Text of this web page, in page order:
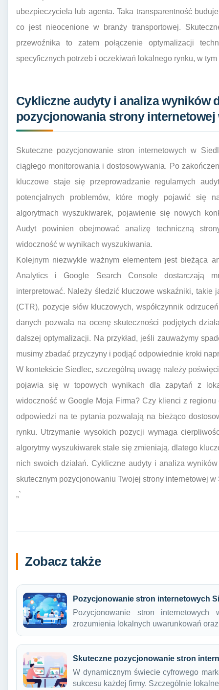
ubezpieczyciela lub agenta. Taka transparentność
co jest nieocenione w branży transportowej.
przewoźnika to zatem połączenie optymalizacji
specyficznych potrzeb i oczekiwań lokalnego rynku, w
Cykliczne audyty i analiza wyników
pozycjonowania strony internetowej
Skuteczne pozycjonowanie stron internetowych w
ciągłego monitorowania i dostosowywania. Po
kluczowe staje się przeprowadzanie regularnych
potencjalnych problemów, które mogły pojawić się
algorytmach wyszukiwarek, pojawienie się nowych
Audyt powinien obejmować analizę techniczną
widoczność w wynikach wyszukiwania.
Kolejnym niezwykle ważnym elementem jest bieżąca
Analytics i Google Search Console dostarczają
interpretować. Należy śledzić kluczowe wskaźniki, takie
(CTR), pozycje słów kluczowych, współczynnik
danych pozwala na ocenę skuteczności podjętych
dalszej optymalizacji. Na przykład, jeśli zauważymy
musimy zbadać przyczyny i podjąć odpowiednie kroki
W kontekście Siedlec, szczególną uwagę należy
pojawia się w topowych wynikach dla zapytań z
widoczność w Google Moja Firma? Czy klienci z
odpowiedzi na te pytania pozwalają na bieżąco
rynku. Utrzymanie wysokich pozycji wymaga
algorytmy wyszukiwarek stale się zmieniają, dlatego
nich swoich działań. Cykliczne audyty i analiza
skutecznym pozycjonowaniu Twojej strony internetowej w
„`
Zobacz także
Pozycjonowanie stron internetowych
Pozycjonowanie stron
zrozumienia lokalnych uwarunkowań
Skuteczne pozycjonowanie stron
W dynamicznym świecie cyfrowego
sukcesu każdej firmy. Szczególnie